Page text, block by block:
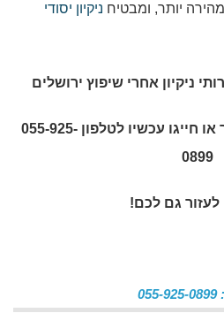
יותר, ומבטיח ניקיון יסודי
ניקיון אחרי שיפוץ ירושלים
צרו עמנו קשר דרך האתר או חייגו עכשיו לטלפון 055-925-
0899
גם לכם!